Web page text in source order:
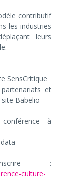
contributif
les industries
leurs
SensCritique
et
Babelio
à
:
culture-